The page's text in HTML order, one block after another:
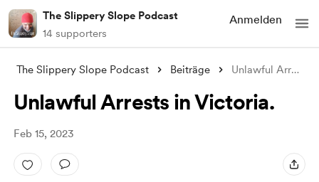
The Slippery Slope Podcast
14 supporters
Anmelden
The Slippery Slope Podcast Beiträge Unlawful Arrests in Victoria.
Unlawful Arrests in Victoria.
Feb 15, 2023